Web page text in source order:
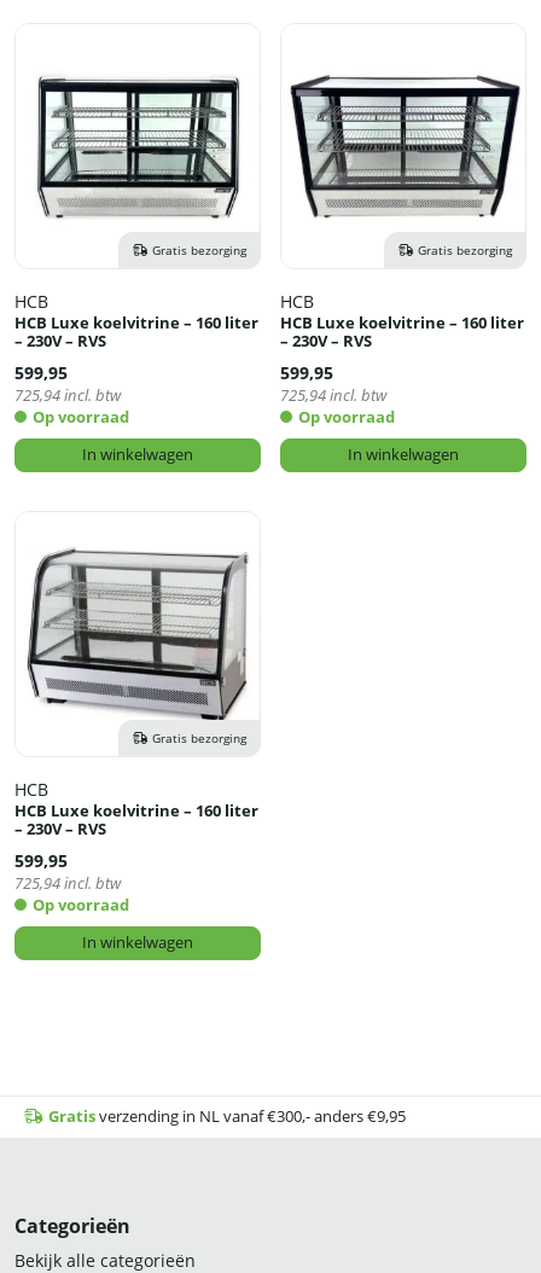
Gratis bezorging
HCB
HCB Luxe koelvitrine – 160 liter
– 230V – RVS
599,95
725,94incl. btw
Op voorraad
In winkelwagen
Gratis bezorging
HCB
HCB Luxe koelvitrine – 160 liter
– 230V – RVS
599,95
725,94incl. btw
Op voorraad
In winkelwagen
Gratis bezorging
HCB
HCB Luxe koelvitrine – 160 liter
– 230V – RVS
599,95
725,94incl. btw
Op voorraad
In winkelwagen
Gratisverzending in NL vanaf €300,- anders €9,95
Categorieën
Bekijk alle categorieën